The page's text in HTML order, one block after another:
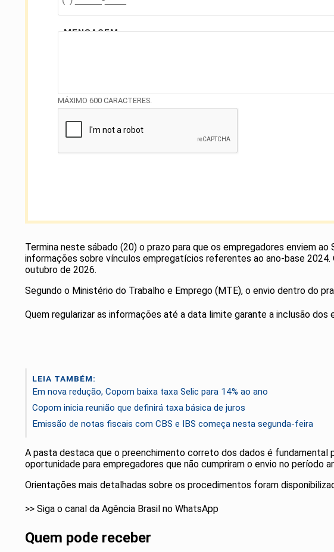
MENSAGEM
MÁXIMO 600 CARACTERES.
Termina neste sábado (20) o prazo para que os empregadores enviem
informações sobre vínculos empregatícios referentes ao ano-base
outubro de 2026.
Segundo o Ministério do Trabalho e Emprego (MTE), o envio dentro do
Quem regularizar as informações até a data limite garante a inclusão
LEIA TAMBÉM:
Em nova redução, Copom baixa taxa Selic para 14% ao ano
Copom inicia reunião que definirá taxa básica de juros
Emissão de notas fiscais com CBS e IBS começa nesta segunda-feira
A pasta destaca que o preenchimento correto dos dados é fundamental
oportunidade para empregadores que não cumpriram o envio no período
Orientações mais detalhadas sobre os procedimentos foram
>> Siga o canal da Agência Brasil no WhatsApp
Quem pode receber